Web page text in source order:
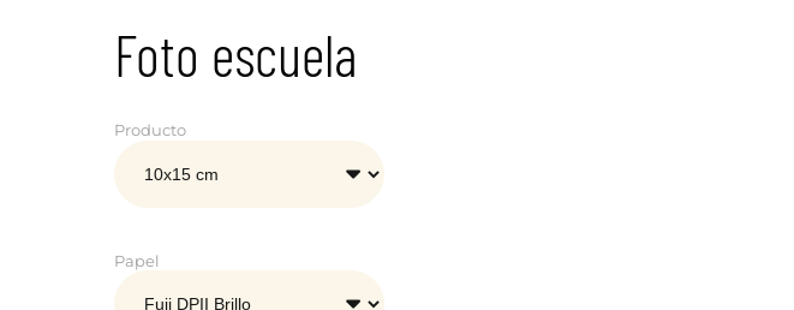
Foto escuela
Producto
Papel